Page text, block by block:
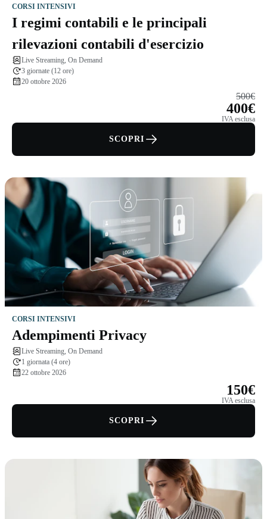
CORSI INTENSIVI
I regimi contabili e le principali
rilevazioni contabili d'esercizio
Live Streaming, On Demand
3 giornate (12 ore)
20 ottobre 2026
500€
400€
IVA esclusa
SCOPRI
CORSI INTENSIVI
Adempimenti Privacy
Live Streaming, On Demand
1 giornata (4 ore)
22 ottobre 2026
150€
IVA esclusa
SCOPRI